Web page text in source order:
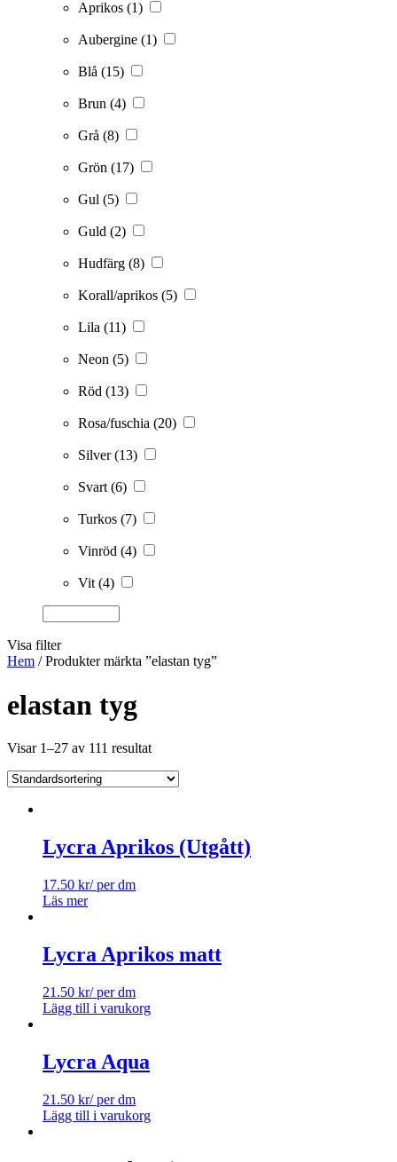
Aprikos (1)
Aubergine (1)
Blå (15)
Brun (4)
Grå (8)
Grön (17)
Gul (5)
Guld (2)
Hudfärg (8)
Korall/aprikos (5)
Lila (11)
Neon (5)
Röd (13)
Rosa/fuschia (20)
Silver(13)
Svart(6)
Turkos (7)
Vinröd (4)
Vit(4)
Visa filter
Hem / Produkter märkta ”elastan tyg”
elastan tyg
Visar 1–27 av 111 resultat
Lycra Aprikos (Utgått)
17.50 kr/ per dm
Läs mer
Lycra Aprikos matt
21.50 kr/ per dm
Lägg till i varukorg
Lycra Aqua
21.50 kr/ per dm
Lägg till i varukorg